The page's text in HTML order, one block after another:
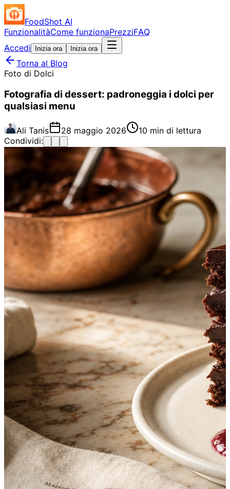
FoodShot AI
FunzionalitàCome funzionaPrezziFAQ
Accedi
Inizia ora Inizia ora
Torna al Blog
Foto di Dolci
Fotografia di dessert: padroneggia i dolci per
qualsiasi menu
Ali Tanis 28 maggio 2026
10 min di lettura
Condividi: